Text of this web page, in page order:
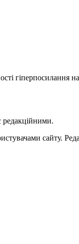
гіперпосилання
редакційними.
сайту.